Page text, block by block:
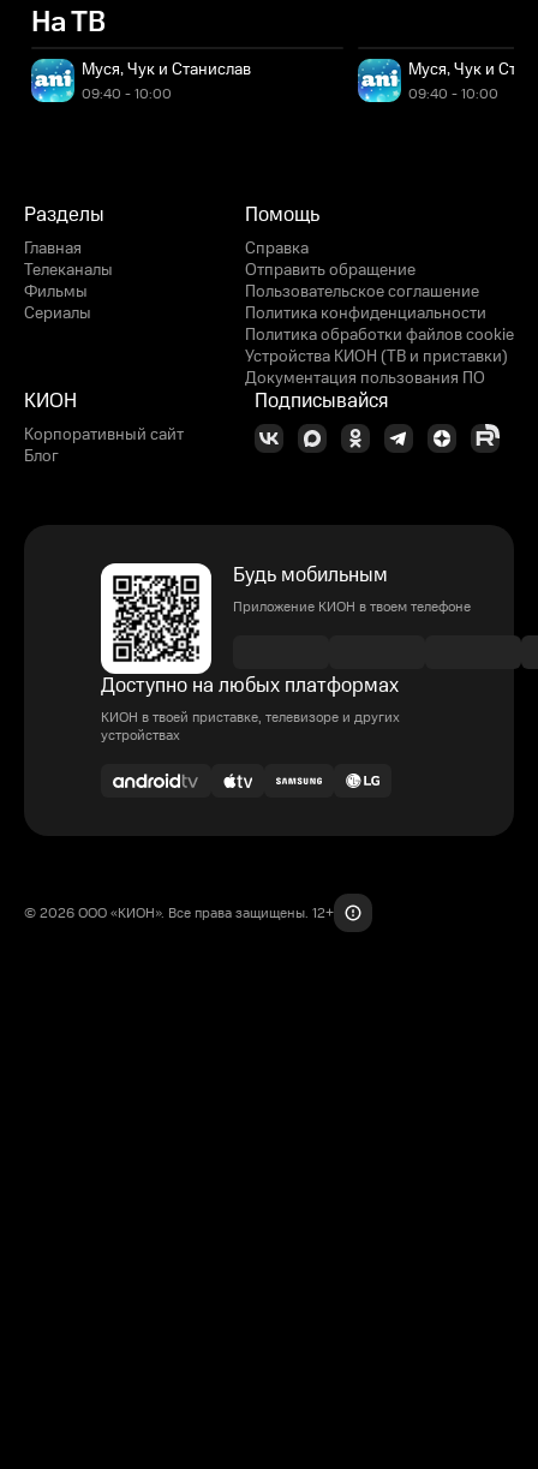
На ТВ
Муся, Чук и Станислав
09:40 - 10:00
Муся, Чук и
09:40 - 10:00
Разделы
Главная
Телеканалы
Фильмы
Сериалы
Помощь
Справка
Отправить обращение
Пользовательское соглашение
Политика конфиденциальности
Политика обработки файлов cookie
Устройства КИОН (ТВ и приставки)
Документация пользования ПО
КИОН
Корпоративный сайт
Блог
Подписывайся
Будь мобильным
Приложение КИОН в твоем телефоне
Доступно на любых платформах
КИОН в твоей приставке, телевизоре и других
устройствах
© 2026 ООО «КИОН». Все права защищены. 12+